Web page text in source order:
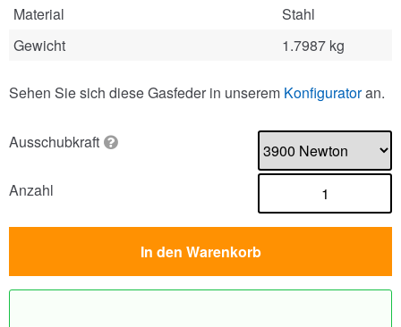
Material
Stahl
Gewicht
1.7987 kg
Sehen Sie sich diese Gasfeder in unserem Konfiguratoran.
Ausschubkraft
Anzahl
In den Warenkorb